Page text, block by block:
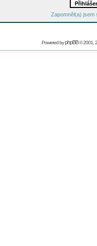
Zapomněl(a) jsem
Powered byphpBB© 2001,